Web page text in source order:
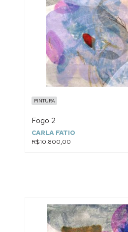
PINTURA
Fogo 2
CARLA FATIO
R$10.800,00